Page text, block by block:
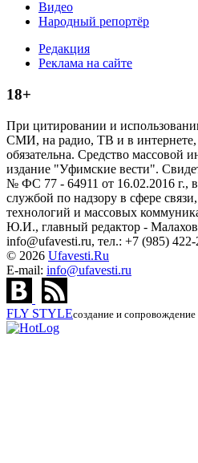
Видео
Народный репортёр
Редакция
Реклама на сайте
18+
При цитировании и
СМИ, на радио, ТВ и в
обязательна. Средство массовой
издание "Уфимские вести".
№ ФС 77 - 64911 от 16.02.2016 г.,
службой по надзору в сфере
технологий и массовых
Ю.И., главный редактор -
info@ufavesti.ru, тел.: +7 (985) 422-
© 2026 Ufavesti.Ru
E-mail: info@ufavesti.ru
FLY STYLEсоздание и сопровождение